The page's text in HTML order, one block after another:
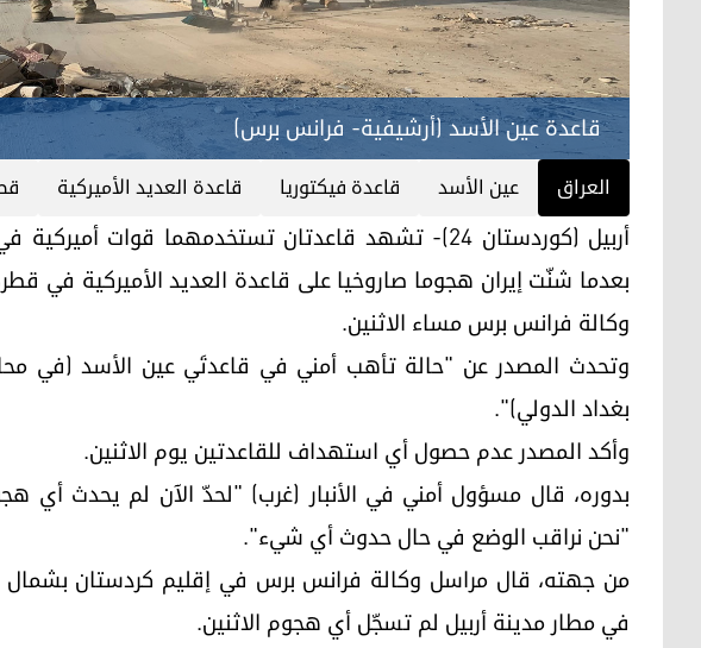
قاعدة عين الأسد (أرشيفية- فرانس برس)
العراق عين الأسد قاعدة فيكتوريا قاعدة العديد الأميركية
أربيل (كوردستان 24)- تشهد قاعدتان تستخدمهما قوات
بعدما شنّت إيران هجوما صاروخيا على قاعدة العديد الأميركية في
وكالة فرانس برس مساء الاثنين.
وتحدث المصدر عن "حالة تأهب أمني في قاعدتَي عين الأسد (في
بغداد الدولي)".
وأكد المصدر عدم حصول أي استهداف للقاعدتين يوم الاثنين.
بدوره، قال مسؤول أمني في الأنبار (غرب) "لحدّ الآن لم يحدث أي
"نحن نراقب الوضع في حال حدوث أي شيء".
من جهته، قال مراسل وكالة فرانس برس في إقليم كردستان بشمال
في مطار مدينة أربيل لم تسجّل أي هجوم الاثنين.